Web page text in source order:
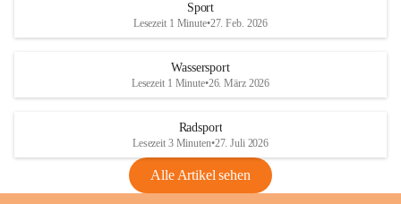
Rebe und der Amerikanischen
Anhang VBl. EU Nr. 18
1 Seite•1,4 MB
VBl. EU Nr. 18_2026
Sport
Lesezeit 1 Minute•27. Feb. 2026
Wassersport
Lesezeit 1 Minute•26. März 2026
Radsport
Lesezeit 3 Minuten•27. Juli 2026
Alle Artikel sehen